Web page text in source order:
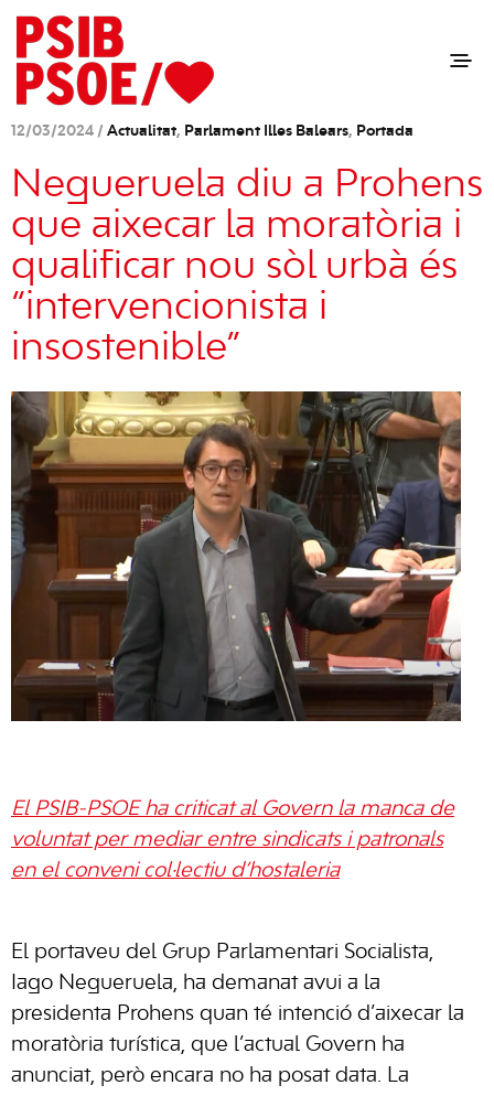
12/03/2024 / Actualitat, Parlament Illes Balears, Portada
Negueruela diu a Prohens
que aixecar la moratòria i
qualificar nou sòl urbà és
“intervencionista i
insostenible”
El PSIB-PSOE ha criticat al Govern la manca de
voluntat per mediar entre sindicats i patronals
en el conveni col·lectiu d’hostaleria
El portaveu del Grup Parlamentari Socialista,
Iago Negueruela, ha demanat avui a la
presidenta Prohens quan té intenció d’aixecar la
moratòria turística, que l’actual Govern ha
anunciat, però encara no ha posat data. La